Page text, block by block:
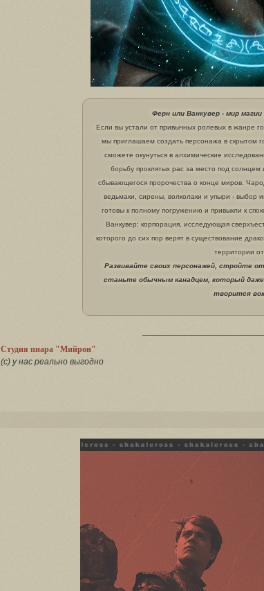
Ферн или Ванкувер - мир
Если вы устали от привычных ролевых в жанре
мы приглашаем создать персонажа в скрытом
сможете окунуться в алхимические
борьбу проклятых рас за место под
сбывающегося пророчества о конце миров.
ведьмаки, сирены, волколаки и упыри - выбор
готовы к полному погружению и привыкли к
Ванкувер: корпорация, исследующая
которого до сих пор верят в существование
территории
Развивайте своих персонажей, стройте
станьте обычным канадцем, который даже
творится
Студия пиара "Мийрон"
(с) у нас реально выгодно